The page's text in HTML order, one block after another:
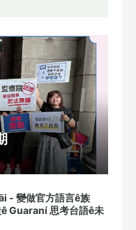
- 變做官方語言ê族
Guaraní 思考台語ê未